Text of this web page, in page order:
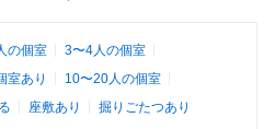
の個室
3〜4人の個室
室あり
10〜20人の個室
座敷あり 掘りごたつあり